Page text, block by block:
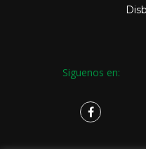
Siguenos en: